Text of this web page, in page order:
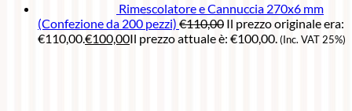
Rimescolatore e Cannuccia 270x6 mm
(Confezione da 200 pezzi) €110,00 Il prezzo originale era:
€110,00.€100,00Il prezzo attuale è: €100,00.(Inc. VAT 25%)